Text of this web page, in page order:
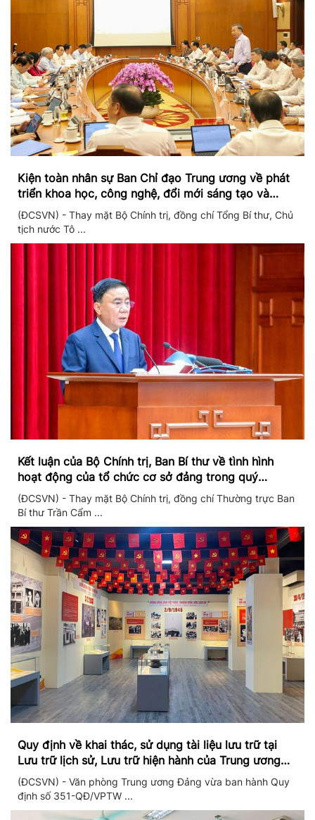
Kiện toàn nhân sự Ban Chỉ đạo Trung ương về phát
triển khoa học, công nghệ, đổi mới sáng tạo và
chuyển đổi số
(ĐCSVN) - Thay mặt Bộ Chính trị, đồng chí Tổng Bí thư, Chủ
tịch nước Tô ...
Kết luận của Bộ Chính trị, Ban Bí thư về tình hình
hoạt động của tổ chức cơ sở đảng trong quý
II/2026
(ĐCSVN) - Thay mặt Bộ Chính trị, đồng chí Thường trực Ban
Bí thư Trần Cẩm ...
Quy định về khai thác, sử dụng tài liệu lưu trữ tại
Lưu trữ lịch sử, Lưu trữ hiện hành của Trung ương
Đảng và Văn phòng Trung ương Đảng
(ĐCSVN) - Văn phòng Trung ương Đảng vừa ban hành Quy
định số 351-QĐ/VPTW ...